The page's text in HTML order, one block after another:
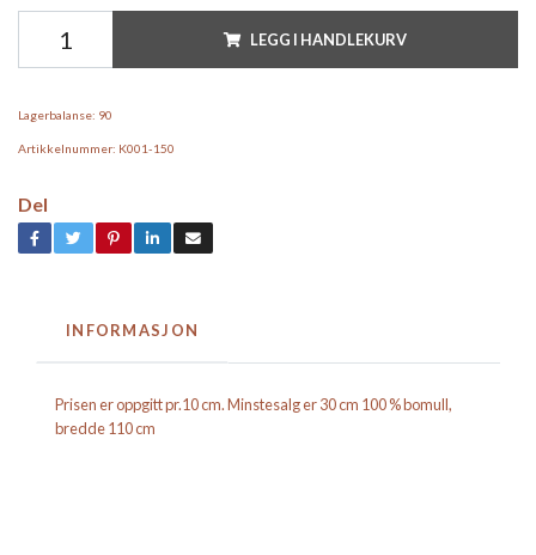
LEGG I HANDLEKURV
Lagerbalanse: 90
Artikkelnummer: K001-150
Del
INFORMASJON
Prisen er oppgitt pr.10 cm. Minstesalg er 30 cm 100 % bomull,
bredde 110 cm